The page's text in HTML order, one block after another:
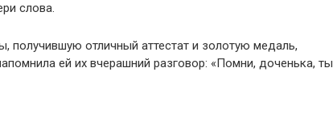
слова.
получившую отличный аттестат и золотую медаль,
ей их вчерашний разговор: «Помни, доченька, ты